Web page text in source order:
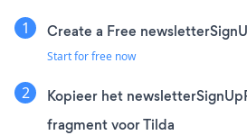
Create a Free
Start for free now
Kopieer het
fragment voor Tilda